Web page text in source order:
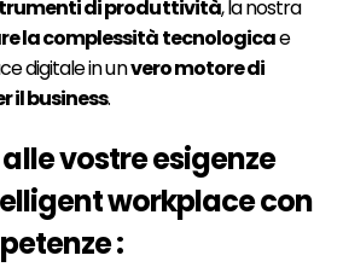
di produttività, la nostra
la complessità tecnologicae
digitale in unvero motore di
il business.
vostre esigenze
workplace con
: